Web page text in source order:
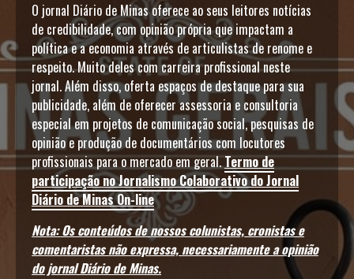
O jornal Diário de Minas oferece ao seus leitores notícias
de credibilidade, com opinião própria que impactam a
política e a economia através de articulistas de renome e
respeito. Muito deles com carreira profissional neste
jornal. Além disso, oferta espaços de destaque para sua
publicidade, além de oferecer assessoria e consultoria
especial em projetos de comunicação social, pesquisas de
opinião e produção de documentários com locutores
profissionais para o mercado em geral.Termo de
participação no Jornalismo Colaborativo do Jornal
Diário de Minas On-line
Nota: Os conteúdos de nossos colunistas, cronistas e
comentaristas não expressa, necessariamente a opinião
do jornal Diário de Minas.